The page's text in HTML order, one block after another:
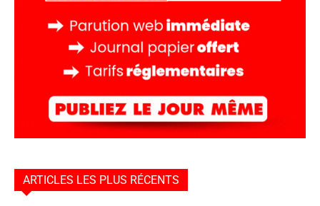
ARTICLES LES PLUS RÉCENTS